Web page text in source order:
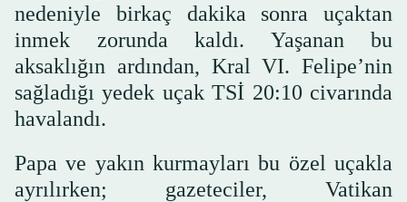
nedeniyle birkaç dakika sonra uçaktan
inmek zorunda kaldı. Yaşanan bu
aksaklığın ardından, Kral VI. Felipe’nin
sağladığı yedek uçak TSİ 20:10 civarında
havalandı.
Papa ve yakın kurmayları bu özel uçakla
ayrılırken; gazeteciler, Vatikan